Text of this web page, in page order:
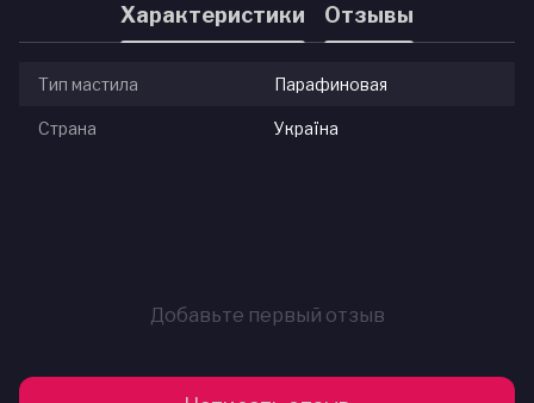
Характеристики Отзывы
Тип мастила Парафиновая
Страна Україна
Добавьте первый отзыв